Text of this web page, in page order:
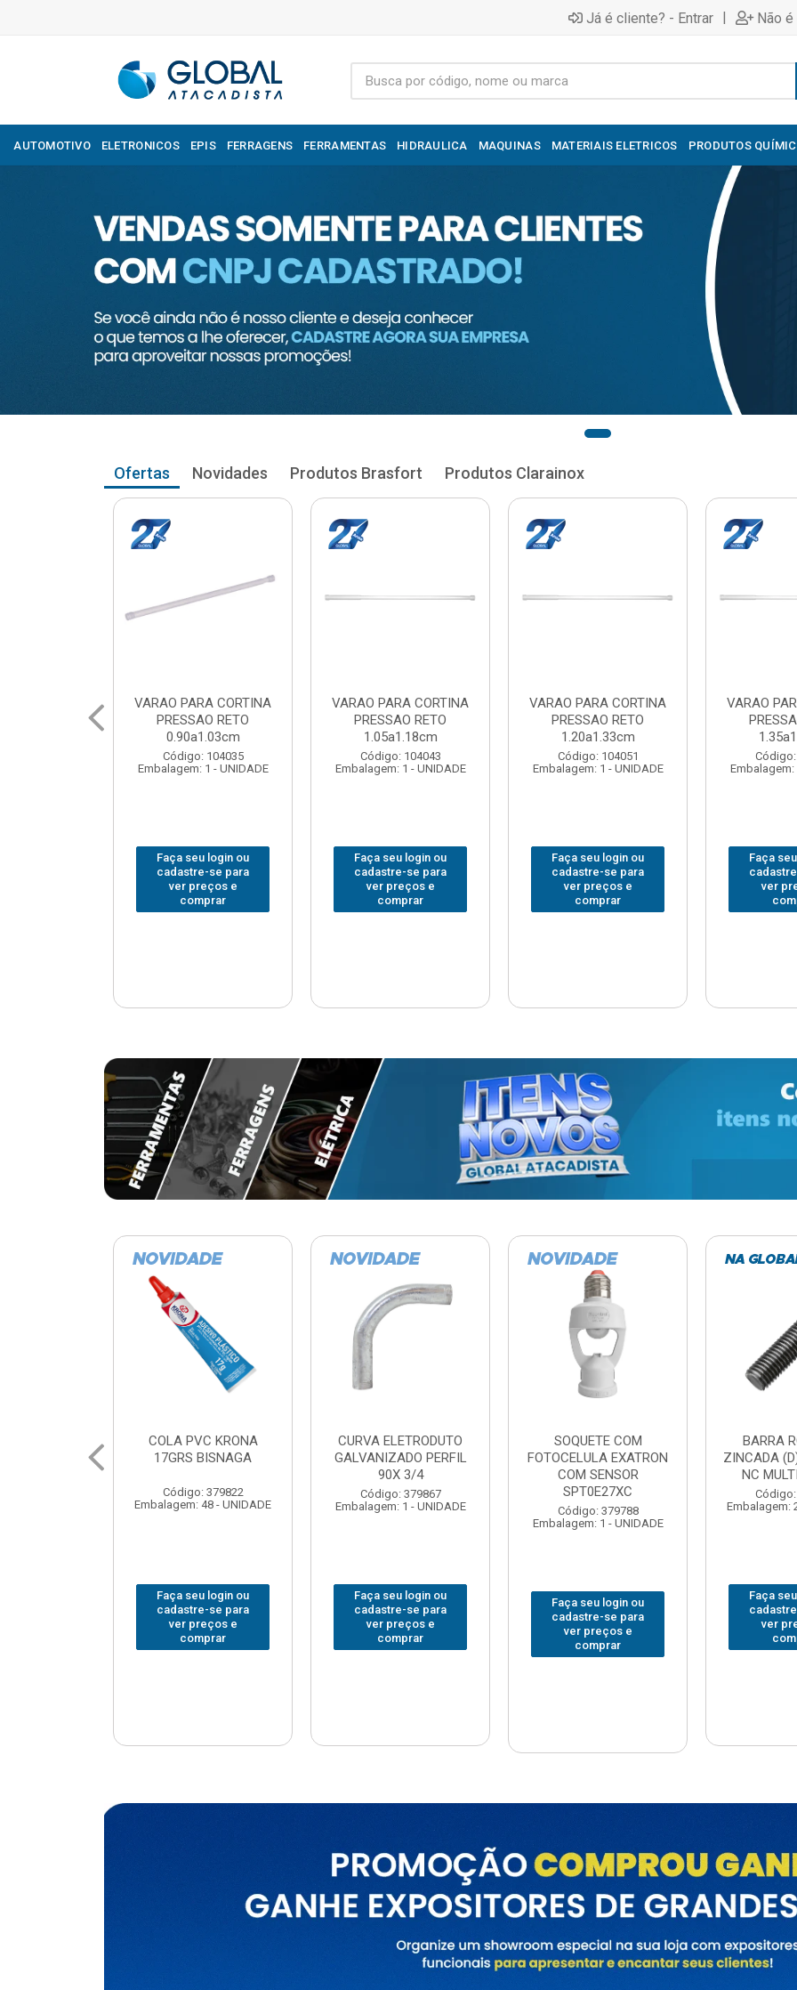
Já é cliente? - Entrar | Não
AUTOMOTIVO ELETRONICOS EPIS FERRAGENS FERRAMENTAS HIDRAULICA MAQUINAS MATERIAIS ELETRICOS PRODUTOS
Ofertas Novidades Produtos Brasfort Produtos Clarainox
VARAO PARA CORTINA
PRESSAO RETO
1.05a1.18cm
Código: 104043
Embalagem: 1 - UNIDADE
Faça seu login ou
cadastre-se para
ver preços e
comprar
VARAO PARA CORTINA
PRESSAO RETO
1.20a1.33cm
Código: 104051
Embalagem: 1 - UNIDADE
Faça seu login ou
cadastre-se para
ver preços e
comprar
VARAO PARA CORTINA
PRESSAO RETO
1.35a1.48cm
Código: 104060
Embalagem: 1 - UNIDADE
Faça seu login ou
cadastre-se para
ver preços e
comprar
VARAO
Embalagem:
Faça
ver
CURVA ELETRODUTO
GALVANIZADO PERFIL
Código: 379867
Embalagem: 1 - UNIDADE
Faça seu login ou
cadastre-se para
ver preços e
comprar
SOQUETE COM
FOTOCELULA EXATRON
COM SENSOR
SPT0E27XC
Código: 379788
Faça seu login ou
cadastre-se para
ver preços e
comprar
BARRA ROSCADA
ZINCADA (D) 5/16”X1MT
NC MULTIBARRAS
Código: 379806
Embalagem: 20 - UNIDADE
Faça seu login ou
cadastre-se para
ver preços e
comprar
JOMARCA
Embalagem:
Faça
ver